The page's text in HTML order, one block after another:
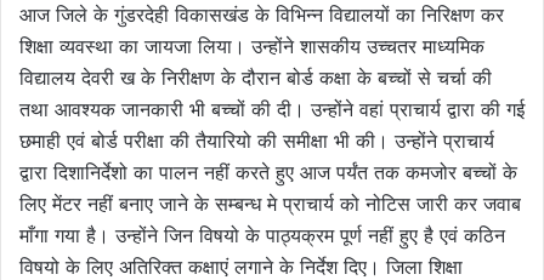
आज जिले के गुंडरदेही विकासखंड के विभिन्न विद्यालयों का निरिक्षण कर
शिक्षा व्यवस्था का जायजा लिया। उन्होंने शासकीय उच्चतर माध्यमिक
विद्यालय देवरी ख के निरीक्षण के दौरान बोर्ड कक्षा के बच्चों से चर्चा की
तथा आवश्यक जानकारी भी बच्चों की दी। उन्होंने वहां प्राचार्य द्वारा की गई
छमाही एवं बोर्ड परीक्षा की तैयारियो की समीक्षा भी की। उन्होंने प्राचार्य
द्वारा दिशानिर्देशो का पालन नहीं करते हुए आज पर्यंत तक कमजोर बच्चों के
लिए मेंटर नहीं बनाए जाने के सम्बन्ध मे प्राचार्य को नोटिस जारी कर जवाब
माँगा गया है। उन्होंने जिन विषयो के पाठ्यक्रम पूर्ण नहीं हुए है एवं कठिन
विषयो के लिए अतिरिक्त कक्षाएं लगाने के निर्देश दिए। जिला शिक्षा